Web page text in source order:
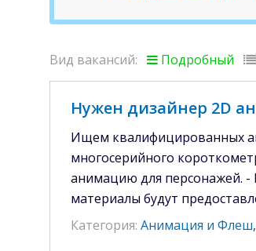
Вид вакансий: Подробный
Нужен дизайнер 2D
Ищем квалифицированных
многосерийного
анимацию для персонажей.
материалы будут
Категория: Анимация и Флеш,